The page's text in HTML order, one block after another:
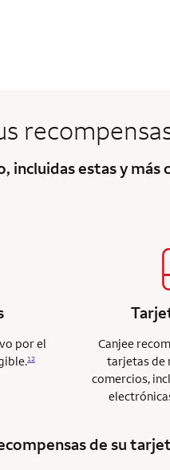
estas y
por el
12
Canjee
tarjetas de
comercios,
de su